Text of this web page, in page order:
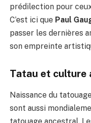
prédilection pour
C’est ici que Paul
passer les dernières
son empreinte
Tatau et culture
Naissance du
sont aussi